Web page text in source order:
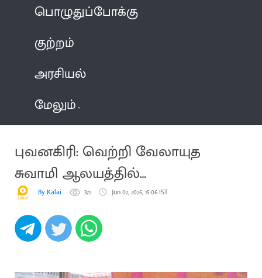
பொழுதுப்போக்கு
குற்றம்
அரசியல்
மேலும்
புவனகிரி: வெற்றி வேலாயுத
சுவாமி ஆலயத்தில்
திருக்கல்யாணம்
By Kalai 372 Jun 02, 2026, 15:06 IST